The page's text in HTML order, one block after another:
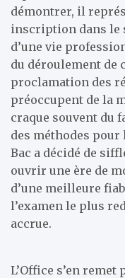
démontrer, il
inscription dans le
d’une vie
du déroulement de
proclamation des
préoccupent de la
craque souvent du
des méthodes pour
Bac a décidé de
ouvrir une ère de
d’une meilleure
l’examen le plus
accrue.
L’Office s’en remet